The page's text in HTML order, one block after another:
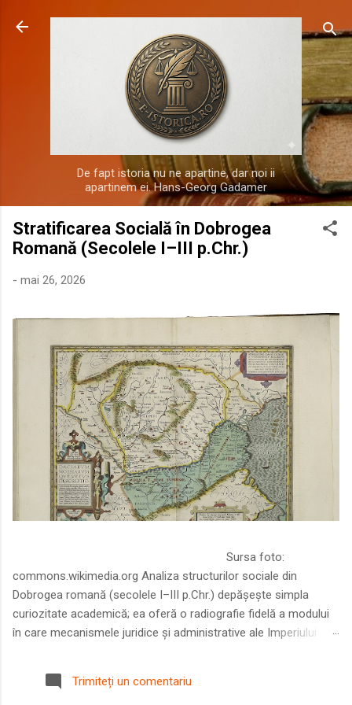
Treceți la conținutul principal
De fapt istoria nu ne apartine, dar noi ii
apartinem ei. Hans-Georg Gadamer
Stratificarea Socială în Dobrogea
Romană (Secolele I–III p.Chr.)
- mai 26, 2026
Sursa foto:
commons.wikimedia.org Analiza structurilor sociale din
Dobrogea romană (secolele I–III p.Chr.) depășește simpla
curiozitate academică; ea oferă o radiografie fidelă a modului
în care mecanismele juridice și administrative ale Imperiului
Într-o epocă în care prosperitatea excepțională a lumii romane
era susținută de o mobilitate socială dinamică și de o libertate
Trimiteți un comentariu